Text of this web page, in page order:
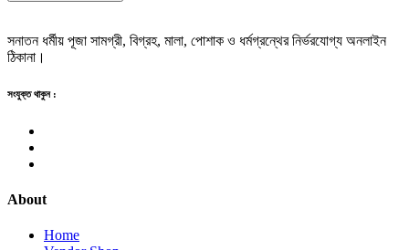
সনাতন ধর্মীয় পূজা সামগ্রী, বিগ্রহ, মালা, পোশাক ও ধর্মগ্রন্থের নির্ভরযোগ্য অনলাইন
ঠিকানা।
সংযুক্ত থাকুন :
About
Home